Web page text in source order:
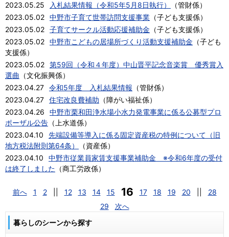
2023.05.25
入札結果情報（令和5年5月8日執行） （管財係）
2023.05.02 中野市子育て世帯訪問支援事業 （子ども支援係）
2023.05.02 子育てサークル活動応援補助金 （子ども支援係）
2023.05.02 中野市こどもの居場所づくり活動支援補助金 （子ども
支援係）
2023.05.02 第59回（令和４年度）中山晋平記念音楽賞 優秀賞入
選曲
（文化振興係）
2023.04.27 令和5年度 入札結果情報 （管財係）
2023.04.27 住宅改良費補助 （障がい福祉係）
2023.04.26
中野市栗和田浄水場小水力発電事業に係る公募型プロ
ポーザル公告 （ 上水道係）
2023.04.10
先端設備等導入に係る固定資産税の特例について（旧
地方税法附則第64条）
（資産係）
2023.04.10
中野市従業員家賃支援事業補助金 ※令和6年度の受付
は終了しました （商工労政係）
前へ 1 2 12 13 14 15 16 17 18 19 20
28
29
次へ
暮らしのシーンから探す